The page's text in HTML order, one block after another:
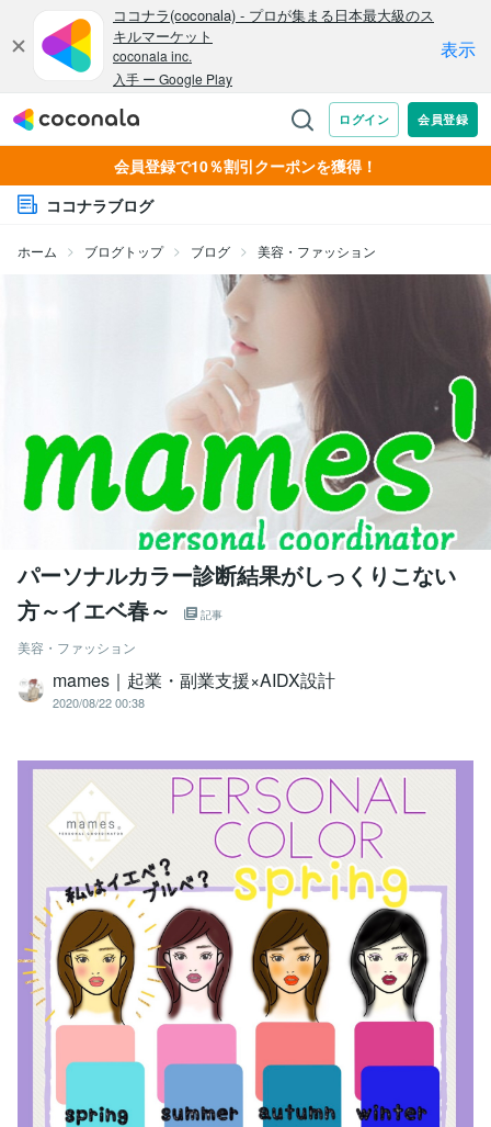
会員登録で10％割引クーポンを獲得！
ココナラブログ
ホーム ブログトップ ブログ 美容・ファッション
パーソナルカラー診断結果がしっくりこない
方～イエベ春～
記事
美容・ファッション
mames｜起業・副業支援×AIDX設計
2020/08/22 00:38